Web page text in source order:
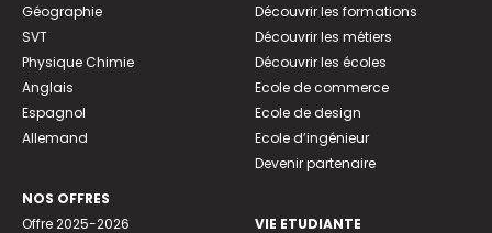
Géographie
SVT
Physique Chimie
Anglais
Espagnol
Allemand
NOS OFFRES
Offre 2025-2026
Découvrir les formations
Découvrir les métiers
Découvrir les écoles
Ecole de commerce
Ecole de design
Ecole d’ingénieur
Devenir partenaire
VIE ETUDIANTE